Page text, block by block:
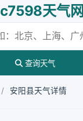
c7598天气网
查询天气
/ 安阳县天气详情